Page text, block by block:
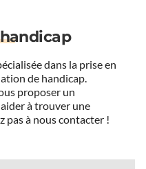
dans la prise en
de handicap.
proposer un
à trouver une
pas à nous contacter !